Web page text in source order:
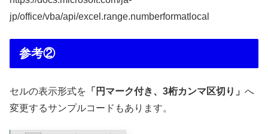
jp/office/vba/api/excel.range.numberformatlocal
参考②
セルの表示形式を 「円マーク付き、3桁カンマ区切り」 へ
変更するサンプルコードもあります。